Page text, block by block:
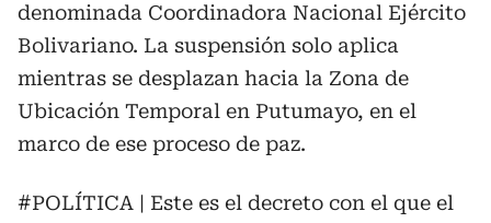
denominada Coordinadora Nacional Ejército
Bolivariano. La suspensión solo aplica
mientras se desplazan hacia la Zona de
Ubicación Temporal en Putumayo, en el
marco de ese proceso de paz.
#POLÍTICA | Este es el decreto con el que el